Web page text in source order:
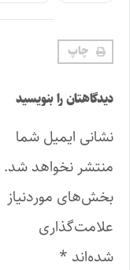
چاپ
دیدگاهتان را بنویسید
نشانی ایمیل شما
منتشر نخواهد شد.
بخش‌های موردنیاز
علامت‌گذاری
شده‌اند *